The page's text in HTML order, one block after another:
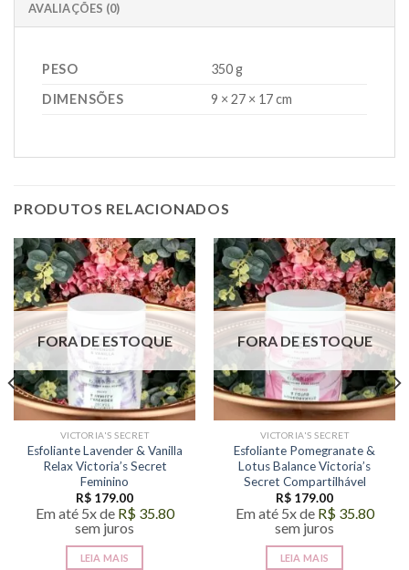
AVALIAÇÕES (0)
PESO
350 g
DIMENSÕES
9 × 27 × 17 cm
PRODUTOS RELACIONADOS
FORA DE ESTOQUE
VICTORIA'S SECRET
Esfoliante Lavender & Vanilla
Relax Victoria’s Secret
Feminino
R$ 179.00
Em até 5x de R$35.80
sem juros
LEIA MAIS
FORA DE ESTOQUE
VICTORIA'S SECRET
Esfoliante Pomegranate &
Lotus Balance Victoria’s
Secret Compartilhável
R$ 179.00
Em até 5x de R$35.80
sem juros
LEIA MAIS